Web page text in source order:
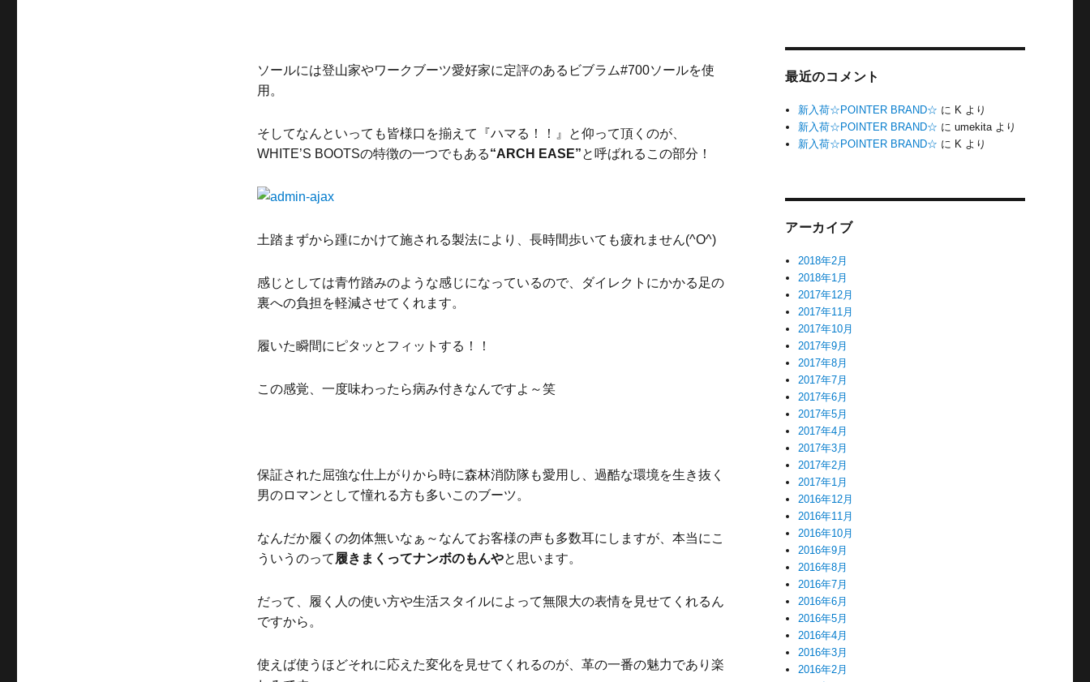
ソールには登山家やワークブーツ愛好家に定評のあるビブラム#700ソールを使
用。
そしてなんといっても皆様口を揃えて『ハマる！！』と仰って頂くのが、
WHITE’S BOOTSの特徴の一つでもある“ARCH EASE”と呼ばれるこの部分！
土踏まずから踵にかけて施される製法により、長時間歩いても疲れません(^O^)
感じとしては青竹踏みのような感じになっているので、ダイレクトにかかる足の
裏への負担を軽減させてくれます。
履いた瞬間にピタッとフィットする！！
この感覚、一度味わったら病み付きなんですよ～笑
保証された屈強な仕上がりから時に森林消防隊も愛用し、過酷な環境を生き抜く
男のロマンとして憧れる方も多いこのブーツ。
なんだか履くの勿体無いなぁ～なんてお客様の声も多数耳にしますが、本当にこ
ういうのって履きまくってナンボのもんやと思います。
だって、履く人の使い方や生活スタイルによって無限大の表情を見せてくれるん
ですから。
使えば使うほどそれに応えた変化を見せてくれるのが、革の一番の魅力であり楽
最近のコメント
新入荷☆POINTER BRAND☆ に K より
新入荷☆POINTER BRAND☆ にumekita より
新入荷☆POINTER BRAND☆ に K より
アーカイブ
2018年2月
2018年1月
2017年12月
2017年11月
2017年10月
2017年9月
2017年8月
2017年7月
2017年6月
2017年5月
2017年4月
2017年3月
2017年2月
2017年1月
2016年12月
2016年11月
2016年10月
2016年9月
2016年8月
2016年7月
2016年6月
2016年5月
2016年4月
2016年3月
2016年2月